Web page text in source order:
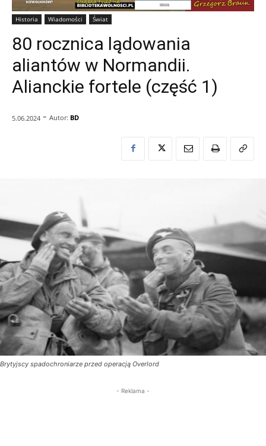
Historia Wiadomości Świat
80 rocznica lądowania
aliantów w Normandii.
Alianckie fortele (część 1)
5.06.2024 - Autor: BD
Brytyjscy spadochroniarze przed operacją Overlord
- Reklama -